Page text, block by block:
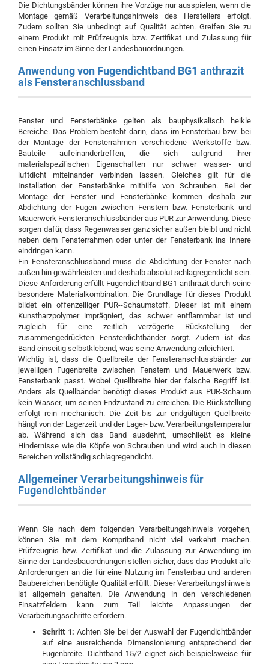
Die Dichtungsbänder können ihre Vorzüge nur ausspielen, wenn die
Montage gemäß Verarbeitungshinweis des Herstellers erfolgt.
Zudem sollten Sie unbedingt auf Qualität achten. Greifen Sie zu
einem Produkt mit Prüfzeugnis bzw. Zertifikat und Zulassung für
einen Einsatz im Sinne der Landesbauordnungen.
Anwendung von Fugendichtband BG1 anthrazit
als Fensteranschlussband
Fenster und Fensterbänke gelten als bauphysikalisch heikle
Bereiche. Das Problem besteht darin, dass im Fensterbau bzw. bei
der Montage der Fensterrahmen verschiedene Werkstoffe bzw.
Bauteile aufeinandertreffen, die sich aufgrund ihrer
materialspezifischen Eigenschaften nur schwer wasser- und
luftdicht miteinander verbinden lassen. Gleiches gilt für die
Installation der Fensterbänke mithilfe von Schrauben. Bei der
Montage der Fenster und Fensterbänke kommen deshalb zur
Abdichtung der Fugen zwischen Fenstern bzw. Fensterbank und
Mauerwerk Fensteranschlussbänder aus PUR zur Anwendung. Diese
sorgen dafür, dass Regenwasser ganz sicher außen bleibt und nicht
neben dem Fensterrahmen oder unter der Fensterbank ins Innere
eindringen kann.
Ein Fensteranschlussband muss die Abdichtung der Fenster nach
außen hin gewährleisten und deshalb absolut schlagregendicht sein.
Diese Anforderung erfüllt Fugendichtband BG1 anthrazit durch seine
besondere Materialkombination. Die Grundlage für dieses Produkt
bildet ein offenzelliger PUR--Schaumstoff. Dieser ist mit einem
Kunstharzpolymer imprägniert, das schwer entflammbar ist und
zugleich für eine zeitlich verzögerte Rückstellung der
zusammengedrückten Fensterdichtbänder sorgt. Zudem ist das
Band einseitig selbstklebend, was seine Anwendung erleichtert.
Wichtig ist, dass die Quellbreite der Fensteranschlussbänder zur
jeweiligen Fugenbreite zwischen Fenstern und Mauerwerk bzw.
Fensterbank passt. Wobei Quellbreite hier der falsche Begriff ist.
Anders als Quellbänder benötigt dieses Produkt aus PUR-Schaum
kein Wasser, um seinen Endzustand zu erreichen. Die Rückstellung
erfolgt rein mechanisch. Die Zeit bis zur endgültigen Quellbreite
hängt von der Lagerzeit und der Lager- bzw. Verarbeitungstemperatur
ab. Während sich das Band ausdehnt, umschließt es kleine
Hindernisse wie die Köpfe von Schrauben und wird auch in diesen
Bereichen vollständig schlagregendicht.
Allgemeiner Verarbeitungshinweis für
Fugendichtbänder
Wenn Sie nach dem folgenden Verarbeitungshinweis vorgehen,
können Sie mit dem Kompriband nicht viel verkehrt machen.
Prüfzeugnis bzw. Zertifikat und die Zulassung zur Anwendung im
Sinne der Landesbauordnungen stellen sicher, dass das Produkt alle
Anforderungen an die für eine Nutzung im Fensterbau und anderen
Baubereichen benötigte Qualität erfüllt. Dieser Verarbeitungshinweis
ist allgemein gehalten. Die Anwendung in den verschiedenen
Einsatzfeldern kann zum Teil leichte Anpassungen der
Verarbeitungsschritte erfordern.
Schritt 1: Achten Sie bei der Auswahl der Fugendichtbänder
auf eine ausreichende Dimensionierung entsprechend der
Fugenbreite. Dichtband 15/2 eignet sich beispielsweise für